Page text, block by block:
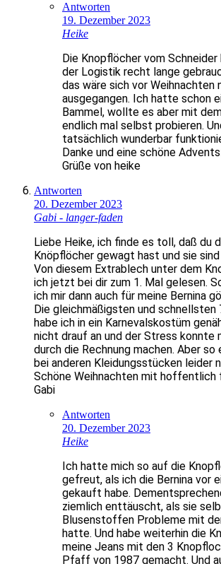
Antworten
19. Dezember 2023
Heike
Die Knopflöcher vom Schneider
der Logistik recht lange
das wäre sich vor Weihnachten
ausgegangen. Ich hatte schon
Bammel, wollte es aber mit
endlich mal selbst probieren.
tatsächlich wunderbar
Danke und eine schöne
Grüße von heike
Antworten
20. Dezember 2023
Gabi - langer-faden
Liebe Heike, ich finde es toll, daß du
Knöpflöcher gewagt hast und sie
Von diesem Extrablech unter dem
ich jetzt bei dir zum 1. Mal gelesen.
ich mir dann auch für meine Bernina
Die gleichmäßigsten und schnellsten
habe ich in ein Karnevalskostüm
nicht drauf an und der Stress konnte
durch die Rechnung machen. Aber
bei anderen Kleidungsstücken leider
Schöne Weihnachten mit hoffentlich
Gabi
Antworten
20. Dezember 2023
Heike
Ich hatte mich so auf die
gefreut, als ich die Bernina vor
gekauft habe.
ziemlich enttäuscht, als sie
Blusenstoffen Probleme mit
hatte. Und habe weiterhin die
meine Jeans mit den 3
Pfaff von 1987 gemacht. Und